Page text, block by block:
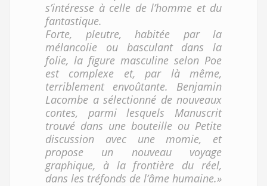
s’intéresse à celle de l’homme et du
fantastique.
Forte, pleutre, habitée par la
mélancolie ou basculant dans la
folie, la figure masculine selon Poe
est complexe et, par là même,
terriblement envoûtante. Benjamin
Lacombe a sélectionné de nouveaux
contes, parmi lesquels Manuscrit
trouvé dans une bouteille ou Petite
discussion avec une momie, et
propose un nouveau voyage
graphique, à la frontière du réel,
dans les tréfonds de l’âme humaine.»